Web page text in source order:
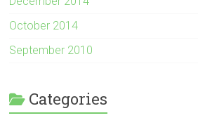
October 2014
September 2010
Categories